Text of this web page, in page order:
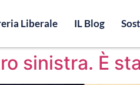
Liberale IL Blog
sinistra. È